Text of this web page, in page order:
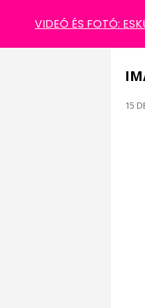
15
VIDEÓ ÉS FOTÓ: